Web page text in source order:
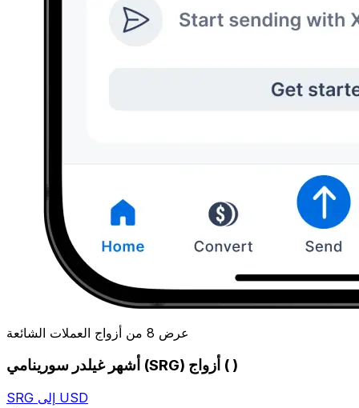
عرض 8 من أزواج العملات الشائعة
أشهر غيلدر سورينامي (SRG) أزواج ( )
SRG إلى USD